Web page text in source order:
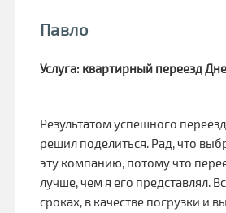
Павло
Услуга: квартирный переезд
Результатом успешного
решил поделиться. Рад, что
эту компанию, потому что
лучше, чем я его представлял.
сроках, в качестве погрузки и